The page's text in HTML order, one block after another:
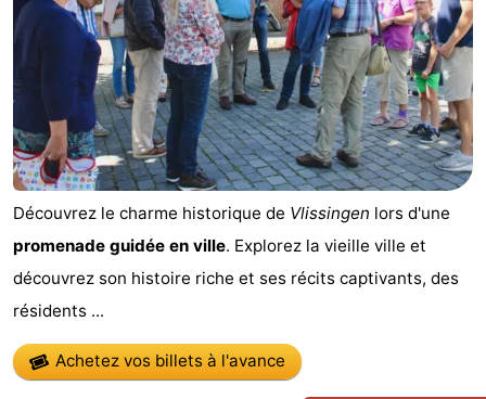
Domburg
De
Boomgaard
-
De
Zandput
-
Hof
Domburg
-
Joossesweg
-
Wijngaerde
Last
Voir
Découvrez le charme historique de Vlissingen lors d'une
promenade guidée en ville. Explorez la vieille ville et
découvrez son histoire riche et ses récits captivants, des
résidents ...
Achetez vos billets à l'avance